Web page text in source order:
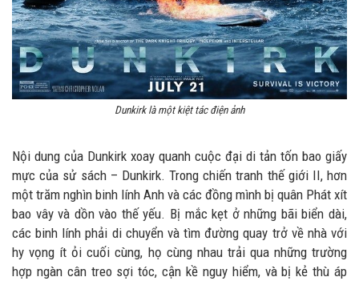
Dunkirk là một kiệt tác điện ảnh
Nội dung của Dunkirk xoay quanh cuộc đại di tản tốn bao giấy
mực của sử sách – Dunkirk. Trong chiến tranh thế giới II, hơn
một trăm nghìn binh lính Anh và các đồng mình bị quân Phát xít
bao vây và dồn vào thế yếu. Bị mắc kẹt ở những bãi biển dài,
các binh lính phải di chuyển và tìm đường quay trở về nhà với
hy vọng ít ỏi cuối cùng, họ cùng nhau trải qua những trường
hợp ngàn cân treo sợi tóc, cận kề nguy hiểm, và bị kẻ thù áp